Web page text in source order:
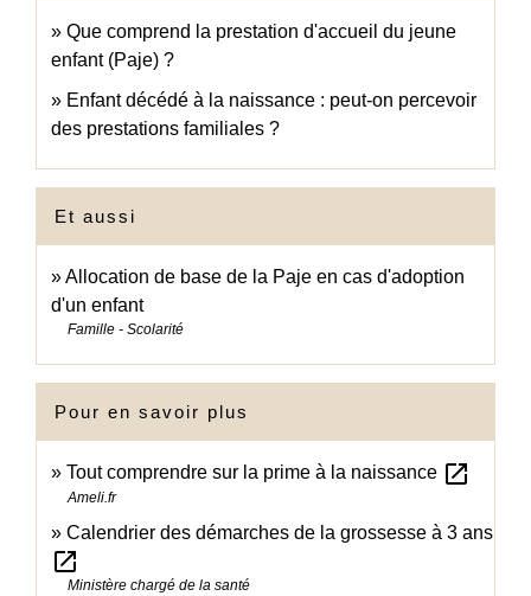
Que comprend la prestation d'accueil du jeune
enfant (Paje) ?
Enfant décédé à la naissance : peut-on percevoir
des prestations familiales ?
Et aussi
Allocation de base de la Paje en cas d'adoption
d'un enfant
Famille - Scolarité
Pour en savoir plus
Tout comprendre sur la prime à la naissance open_in_new
Ameli.fr
Calendrier des démarches de la grossesse à 3 ans
open_in_new
Ministère chargé de la santé